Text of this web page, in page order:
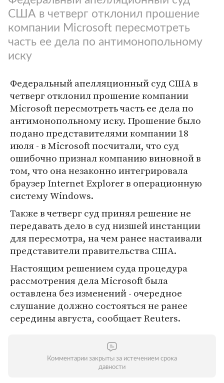
США в четверг отклонил прошение
компании Microsoft пересмотреть
часть ее дела по антимонопольному
иску
Федеральный апелляционный суд США в
четверг отклонил прошение компании
Microsoft пересмотреть часть ее дела по
антимонопольному иску. Прошение было
подано представителями компании 18
июля - в Microsoft посчитали, что суд
ошибочно признал компанию виновной в
том, что она незаконно интегрировала
браузер Internet Explorer в операционную
систему Windows.
Также в четверг суд принял решение не
передавать дело в суд низшей инстанции
для пересмотра, на чем ранее настаивали
представители правительства США.
Настоящим решением суда процедура
рассмотрения дела Microsoft была
оставлена без изменений - очередное
слушание должно состояться не ранее
середины августа, сообщает Reuters.
Комментарии закрыты за истечением срока
давности